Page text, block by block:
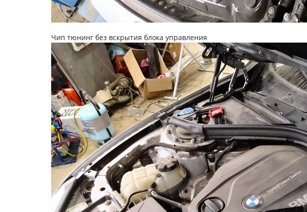
Чип тюнинг без вскрытия блока управления